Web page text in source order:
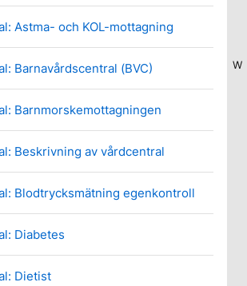
W
Astma- och KOL-mottagning
Barnavårdscentral (BVC)
Barnmorskemottagningen
Beskrivning av vårdcentral
Blodtrycksmätning egenkontroll
Diabetes
Dietist